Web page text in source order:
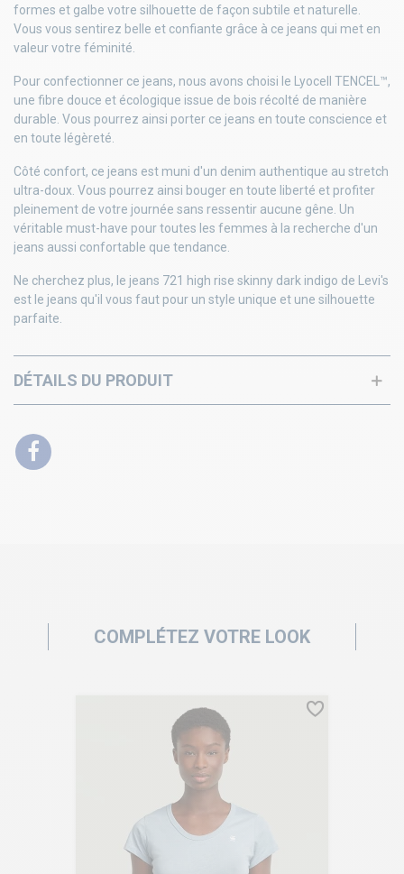
formes et galbe votre silhouette de façon subtile et naturelle.
Vous vous sentirez belle et confiante grâce à ce jeans qui met en
valeur votre féminité.
Pour confectionner ce jeans, nous avons choisi le Lyocell TENCEL™,
une fibre douce et écologique issue de bois récolté de manière
durable. Vous pourrez ainsi porter ce jeans en toute conscience et
en toute légèreté.
Côté confort, ce jeans est muni d'un denim authentique au stretch
ultra-doux. Vous pourrez ainsi bouger en toute liberté et profiter
pleinement de votre journée sans ressentir aucune gêne. Un
véritable must-have pour toutes les femmes à la recherche d'un
jeans aussi confortable que tendance.
Ne cherchez plus, le jeans 721 high rise skinny dark indigo de Levi's
est le jeans qu'il vous faut pour un style unique et une silhouette
parfaite.
DÉTAILS DU PRODUIT
COMPLÉTEZ VOTRE LOOK